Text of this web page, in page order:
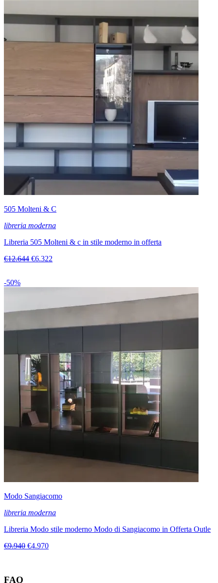
505 Molteni & C
libreria moderna
Libreria 505 Molteni & c in stile moderno in offerta
€12.644 €6.322
-50%
Modo Sangiacomo
libreria moderna
Libreria Modo stile moderno Modo di Sangiacomo in Offerta Outle
€9.940 €4.970
FAQ